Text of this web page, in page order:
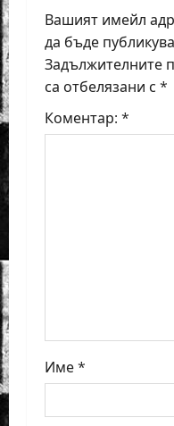
g
a
t
i
Вашият имейл
да бъде
Задължителните
са отбелязани с *
Коментар: *
Име*